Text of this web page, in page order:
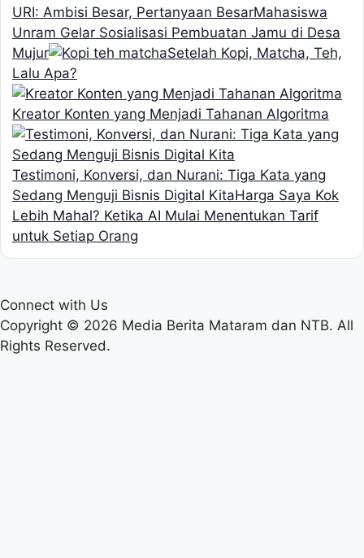
URI: Ambisi Besar, Pertanyaan BesarMahasiswa
Unram Gelar Sosialisasi Pembuatan Jamu di Desa
Mujur
Setelah Kopi, Matcha, Teh,
Lalu Apa?
Kreator Konten yang Menjadi Tahanan Algoritma
Testimoni, Konversi, dan Nurani: Tiga Kata yang
Sedang Menguji Bisnis Digital KitaHarga Saya Kok
Lebih Mahal? Ketika AI Mulai Menentukan Tarif
untuk Setiap Orang
Connect with Us
Copyright © 2026 Media Berita Mataram dan NTB. All
Rights Reserved.